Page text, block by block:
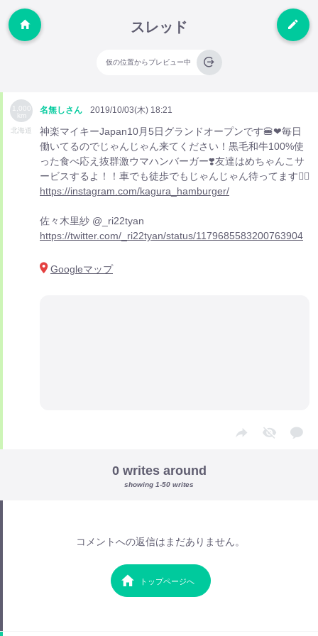
スレッド
仮の位置からプレビュー中
1,000
km
北海道
名無しさん 2019/10/03(木) 18:21
神楽マイキーJapan10月5日グランドオープンです🍔❤︎毎日
働いてるのでじゃんじゃん来てください！黒毛和牛100%使
った食べ応え抜群激ウマハンバーガー❣️友達はめちゃんこサ
ービスするよ！！車でも徒歩でもじゃんじゃん待ってます🙆‍♀️
https://instagram.com/kagura_hamburger/
佐々木里紗 @_ri22tyan
https://twitter.com/_ri22tyan/status/1179685583200763904
Googleマップ
0 writes around
showing 1-50 writes
コメントへの返信はまだありません。
トップページへ